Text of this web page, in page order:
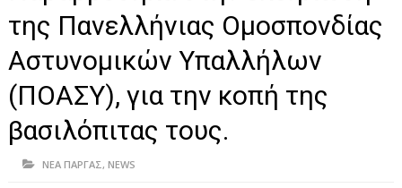
ΗΠΕΙΡΟΣ
ΠΡΕΒΕΖΑ
ΙΩΑΝΝΙΝΑ
ΘΕΣΠΡΩΤΙΑ
της Πανελλήνιας Ομοσπονδίας
Αστυνομικών Υπαλλήλων
(ΠΟΑΣΥ), για την κοπή της
βασιλόπιτας τους.
ΝΕΑ ΠΑΡΓΑΣ, NEWS